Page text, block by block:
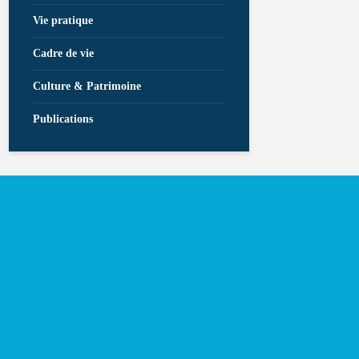
Vie pratique
Cadre de vie
Culture & Patrimoine
Publications